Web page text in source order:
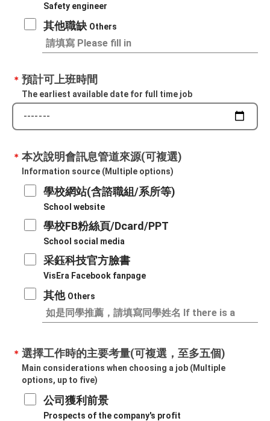
Safety engineer​
其他職缺 Others
＊ 預計可上班時間
The earliest available date for full time job
＊ 本次說明會訊息管道來源(可複選)
Information source (Multiple options)
學校網站(含諮職組/系所等)
School website
學校FB粉絲頁/Dcard/PPT
School social media​
采鈺科技官方臉書
VisEra Facebook fanpage​
其他 Others
＊ 選擇工作時的主要考量(可複選，至多五個)
Main considerations when choosing a job (Multiple
options, up to five)
公司獲利前景
Prospects of the company's profit​